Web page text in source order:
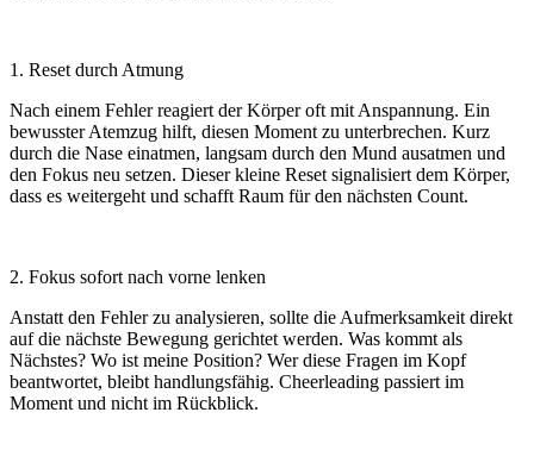
1. Reset durch Atmung
Nach einem Fehler reagiert der Körper oft mit Anspannung. Ein
bewusster Atemzug hilft, diesen Moment zu unterbrechen. Kurz
durch die Nase einatmen, langsam durch den Mund ausatmen und
den Fokus neu setzen. Dieser kleine Reset signalisiert dem Körper,
dass es weitergeht und schafft Raum für den nächsten Count.
2. Fokus sofort nach vorne lenken
Anstatt den Fehler zu analysieren, sollte die Aufmerksamkeit direkt
auf die nächste Bewegung gerichtet werden. Was kommt als
Nächstes? Wo ist meine Position? Wer diese Fragen im Kopf
beantwortet, bleibt handlungsfähig. Cheerleading passiert im
Moment und nicht im Rückblick.